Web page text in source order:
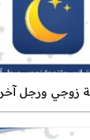
زوجي ورجل آخر